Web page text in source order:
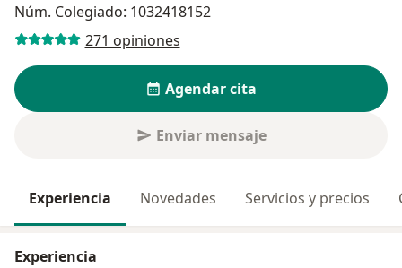
Núm. Colegiado: 1032418152
271 opiniones
Agendar cita
Enviar mensaje
Experiencia Novedades Servicios y precios
Experiencia